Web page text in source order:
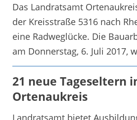
Das Landratsamt
der Kreisstraße 5316 nach
eine Radweglücke. Die
am Donnerstag, 6. Juli 2017,
21 neue Tageseltern
Ortenaukreis
Landratsamt bietet